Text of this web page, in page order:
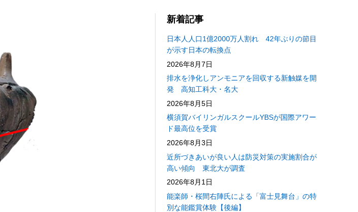
新着記事
日本人人口1億2000万人割れ 42年ぶりの節目
が示す日本の転換点
2026年8月7日
排水を浄化しアンモニアを回収する新触媒を開
発 高知工科大・名大
2026年8月5日
横須賀バイリンガルスクールYBSが国際アワー
ド最高位を受賞
2026年8月3日
近所づきあいが良い人は防災対策の実施割合が
高い傾向 東北大が調査
2026年8月1日
能楽師・桜間右陣氏による「富士見舞台」の特
別な能鑑賞体験【後編】